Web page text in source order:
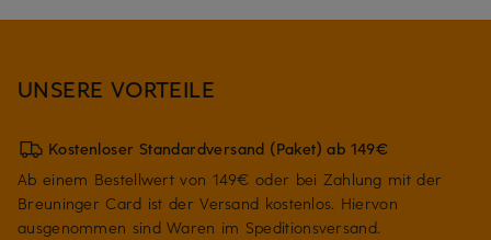
UNSERE VORTEILE
Kostenloser Standardversand (Paket) ab 149€
Ab einem Bestellwert von 149€ oder bei Zahlung mit der
Breuninger Card ist der Versand kostenlos. Hiervon
ausgenommen sind Waren im Speditionsversand.